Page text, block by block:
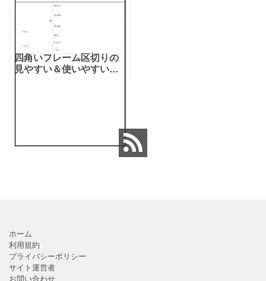
四角いフレーム区切りの
見やすい＆使いやすい
ホーム
利用規約
プライバシーポリシー
サイト運営者
お問い合わせ